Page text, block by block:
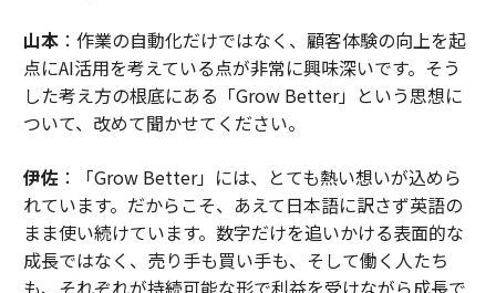
山本：作業の自動化だけではなく、顧客体験の向上を起
点にAI活用を考えている点が非常に興味深いです。そう
した考え方の根底にある「Grow Better」という思想に
ついて、改めて聞かせてください。
伊佐：「Grow Better」には、とても熱い想いが込めら
れています。だからこそ、あえて日本語に訳さず英語の
まま使い続けています。数字だけを追いかける表面的な
成長ではなく、売り手も買い手も、そして働く人たち
も、それぞれが持続可能な形で利益を受けながら成長で